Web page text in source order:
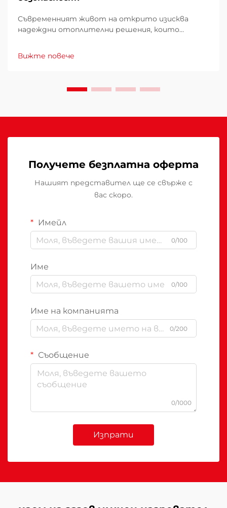
Съвременният живот на открито изисква
надеждни отоплителни решения, които
стандарти за безопасност. При избора на
терасов нагревател за вашето външно
високата производителност имат значение
Вижте повече
Получете безплатна оферта
Нашият представител ще се свърже с
вас скоро.
Имейл
0/100
Име
0/100
Име на компанията
0/200
Съобщение
0/1000
Изпрати